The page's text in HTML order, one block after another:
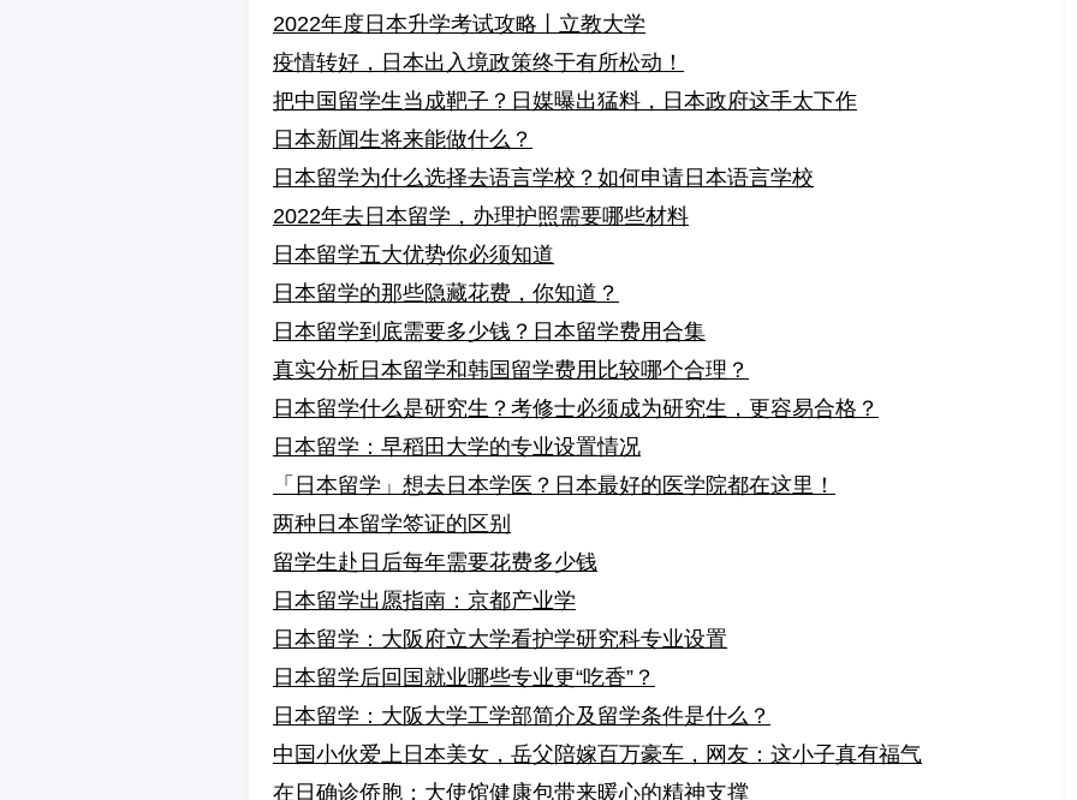
2022年度日本升学考试攻略丨立教大学
疫情转好，日本出入境政策终于有所松动！
把中国留学生当成靶子？日媒曝出猛料，日本政府这手太下作
日本新闻生将来能做什么？
日本留学为什么选择去语言学校？如何申请日本语言学校
2022年去日本留学，办理护照需要哪些材料
日本留学五大优势你必须知道
日本留学的那些隐藏花费，你知道？
日本留学到底需要多少钱？日本留学费用合集
真实分析日本留学和韩国留学费用比较哪个合理？
日本留学什么是研究生？考修士必须成为研究生，更容易合格？
日本留学：早稻田大学的专业设置情况
「日本留学」想去日本学医？日本最好的医学院都在这里！
两种日本留学签证的区别
留学生赴日后每年需要花费多少钱
日本留学出愿指南：京都产业学
日本留学：大阪府立大学看护学研究科专业设置
日本留学后回国就业哪些专业更“吃香”？
日本留学：大阪大学工学部简介及留学条件是什么？
中国小伙爱上日本美女，岳父陪嫁百万豪车，网友：这小子真有福气
在日确诊侨胞：大使馆健康包带来暖心的精神支撑